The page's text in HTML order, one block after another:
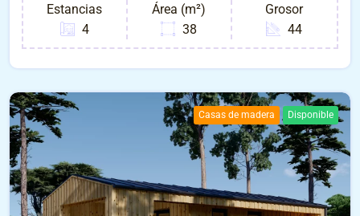
Estancias
4
Área (m²)
38
Grosor
44
Casas de madera Disponible